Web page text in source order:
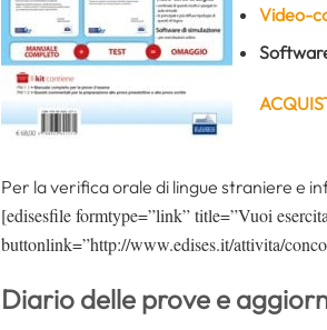
Video-
Per la verifica orale di lingue straniere e
[edisesfile formtype=”link” title=”Vuoi
buttonlink=”http://www.edises.it/attivita/
Diario delle prove e